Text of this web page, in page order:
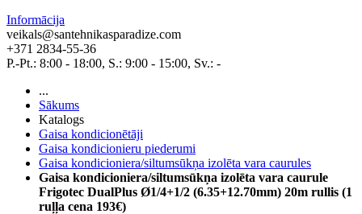
Informācija
veikals@santehnikasparadize.com
+371 2834-55-36
P.-Pt.: 8:00 - 18:00, S.: 9:00 - 15:00, Sv.: -
...
Sākums
Katalogs
Gaisa kondicionētāji
Gaisa kondicionieru piederumi
Gaisa kondicioniera/siltumsūkņa izolēta vara caurules
Gaisa kondicioniera/siltumsūkņa izolēta vara caurule
Frigotec DualPlus Ø1/4+1/2 (6.35+12.70mm) 20m rullis (1
ruļļa cena 193€)